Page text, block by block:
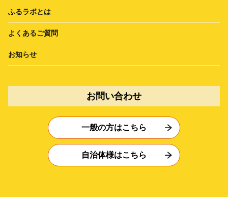
ふるラボとは
よくあるご質問
お知らせ
お問い合わせ
一般の方はこちら
自治体様はこちら